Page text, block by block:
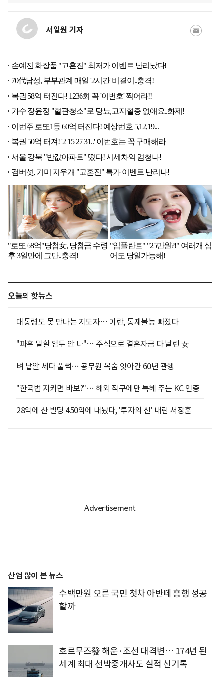
서일원 기자
오늘의 핫뉴스
대통령도 못 만나는 지도자… 이란, 통제불능 빠졌다
"파혼 말할 엄두 안 나"… 주식으로 결혼자금 다 날린 女
벼 낱알 세다 풀썩… 공무원 목숨 앗아간 60년 관행
"한국법 지키면 바보?"… 해외 직구에만 특혜 주는 KC 인증
28억에 산 빌딩 450억에 내놨다, '투자의 신' 내린 서장훈
산업 많이 본 뉴스
수백만원 오른 국민 첫차 아반떼 흥행 성공
할까
호르무즈發 해운·조선 대격변… 174년 된
세계 최대 선박중개사도 실적 신기록